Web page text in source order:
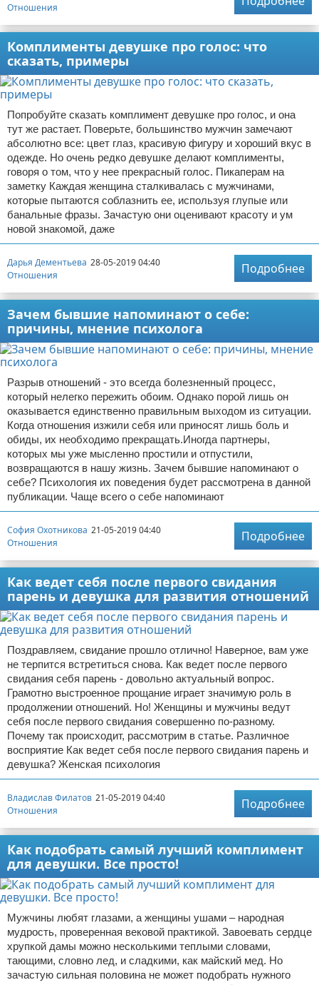
Отношения
Комплименты девушке про голос: что
сказать, примеры
Попробуйте сказать комплимент девушке про голос, и она
тут же растает. Поверьте, большинство мужчин замечают
абсолютно все: цвет глаз, красивую фигуру и хороший вкус в
одежде. Но очень редко девушке делают комплименты,
говоря о том, что у нее прекрасный голос. Пикаперам на
заметку Каждая женщина сталкивалась с мужчинами,
которые пытаются соблазнить ее, используя глупые или
банальные фразы. Зачастую они оценивают красоту и ум
новой знакомой, даже
Дарья Дементьева 28-05-2019 04:40
Отношения
Подробнее
Зачем бывшие напоминают о себе:
причины, мнение психолога
Разрыв отношений - это всегда болезненный процесс,
который нелегко пережить обоим. Однако порой лишь он
оказывается единственно правильным выходом из ситуации.
Когда отношения изжили себя или приносят лишь боль и
обиды, их необходимо прекращать.Иногда партнеры,
которых мы уже мысленно простили и отпустили,
возвращаются в нашу жизнь. Зачем бывшие напоминают о
себе? Психология их поведения будет рассмотрена в данной
публикации. Чаще всего о себе напоминают
София Охотникова 21-05-2019 04:40
Отношения
Подробнее
Как ведет себя после первого свидания
парень и девушка для развития отношений
Поздравляем, свидание прошло отлично! Наверное, вам уже
не терпится встретиться снова. Как ведет после первого
свидания себя парень - довольно актуальный вопрос.
Грамотно выстроенное прощание играет значимую роль в
продолжении отношений. Но! Женщины и мужчины ведут
себя после первого свидания совершенно по-разному.
Почему так происходит, рассмотрим в статье. Различное
восприятие Как ведет себя после первого свидания парень и
девушка? Женская психология
Владислав Филатов 21-05-2019 04:40
Отношения
Подробнее
Как подобрать самый лучший комплимент
для девушки. Все просто!
Мужчины любят глазами, а женщины ушами – народная
мудрость, проверенная вековой практикой. Завоевать сердце
хрупкой дамы можно несколькими теплыми словами,
тающими, словно лед, и сладкими, как майский мед. Но
зачастую сильная половина не может подобрать нужного